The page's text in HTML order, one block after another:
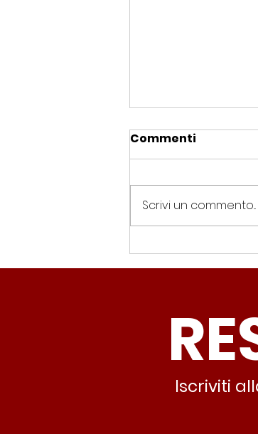
Spin Time,
solo
nessuno
Commenti
Scrivi un commento...
Iscriviti